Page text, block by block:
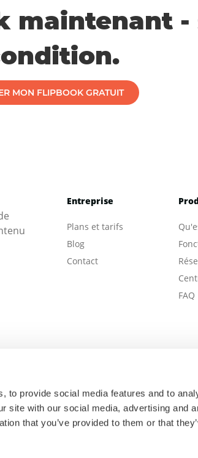
to provide social media features and to
site with our social media, advertising and
that you’ve provided to them or that
maintenant -
MON FLIPBOOK GRATUIT
Entreprise
Plans et tarifs
Blog
Contact
FAQ